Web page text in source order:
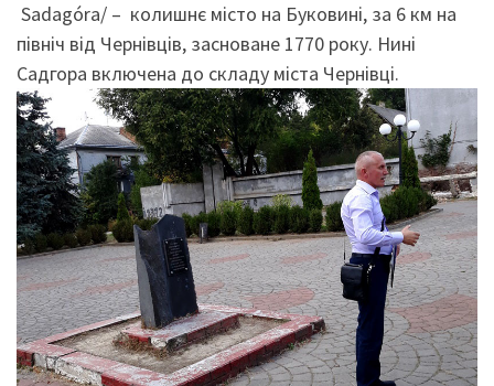
Sadagóra/ – колишнє місто на Буковині, за 6 км на
північ від Чернівців, засноване 1770 року. Нині
Садгора включена до складу міста Чернівці.